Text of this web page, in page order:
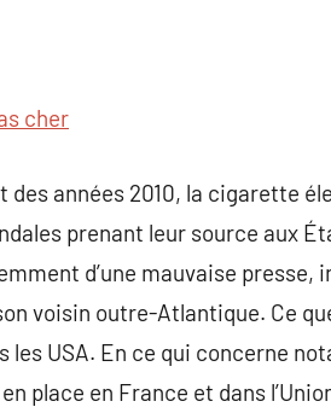
cher
années 2010, la cigarette
prenant leur source aux
d’une mauvaise presse,
voisin outre-Atlantique. Ce
les USA. En ce qui concerne
place en France et dans